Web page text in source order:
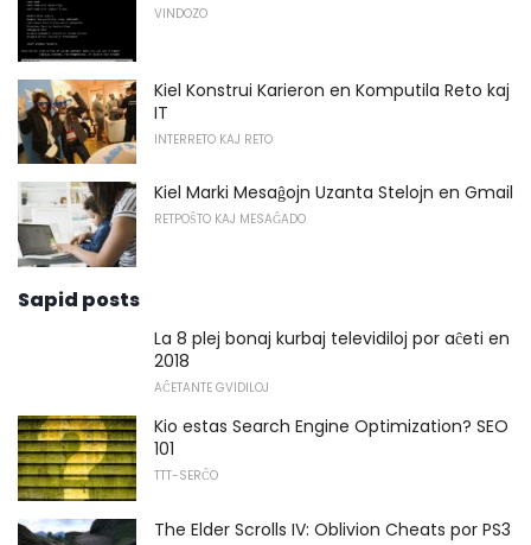
VINDOZO
Kiel Konstrui Karieron en Komputila Reto kaj
IT
INTERRETO KAJ RETO
Kiel Marki Mesaĝojn Uzanta Stelojn en Gmail
RETPOŜTO KAJ MESAĜADO
Sapid posts
La 8 plej bonaj kurbaj televidiloj por aĉeti en
2018
AĈETANTE GVIDILOJ
Kio estas Search Engine Optimization? SEO
101
TTT-SERĈO
The Elder Scrolls IV: Oblivion Cheats por PS3